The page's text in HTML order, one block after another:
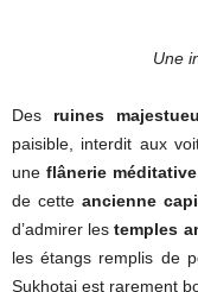
Une
Des ruines
paisible, interdit aux
une flânerie méditative
de cetteancienne
d’admirer lestemples
les étangs remplis de
Sukhotai est rarement